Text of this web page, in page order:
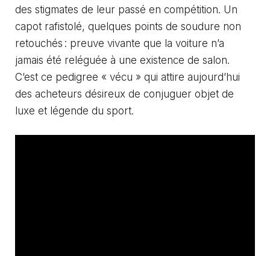
des stigmates de leur passé en compétition. Un
capot rafistolé, quelques points de soudure non
retouchés : preuve vivante que la voiture n’a
jamais été reléguée à une existence de salon.
C’est ce pedigree « vécu » qui attire aujourd’hui
des acheteurs désireux de conjuguer objet de
luxe et légende du sport.